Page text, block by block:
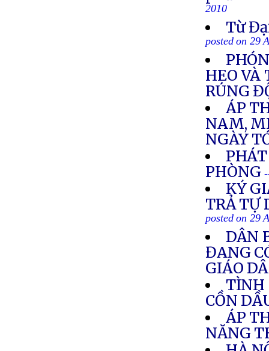
2010
Từ
posted on 29
HEO
RÚNG
ÁP
NAM,
NGÀY
PHÒNG
KÝ
TRẢ TỰ
posted on 29
DÂN
ĐANG
GIÁO
TÌNH
CỒN
ÁP
NĂNG